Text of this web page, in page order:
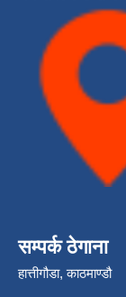
सम्पर्क ठेगाना
हात्तीगौडा, काठमाण्डौ